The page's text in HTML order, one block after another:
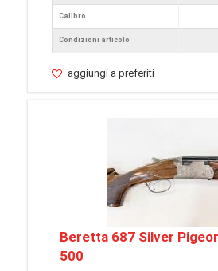
Calibro
Condizioni articolo
aggiungi a preferiti
Beretta 687 Silver
500